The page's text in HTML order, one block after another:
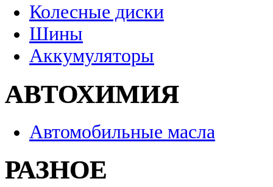
Колесные диски
Шины
Аккумуляторы
АВТОХИМИЯ
Автомобильные масла
РАЗНОЕ